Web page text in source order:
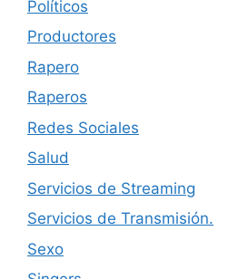
Políticos
Productores
Rapero
Raperos
Redes Sociales
Salud
Servicios de Streaming
Servicios de Transmisión.
Sexo